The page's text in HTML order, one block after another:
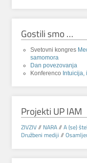
Gostili smo …
Svetovni kongres
samomora
Dan povezovanja
Konferenco
Projekti UP IAM
ZIVZIV// NARA//A (se)
Družbeni mediji //